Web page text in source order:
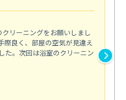
リーニングをお願いしまし
際良く、部屋の空気が見違え
た。次回は浴室のクリーニン